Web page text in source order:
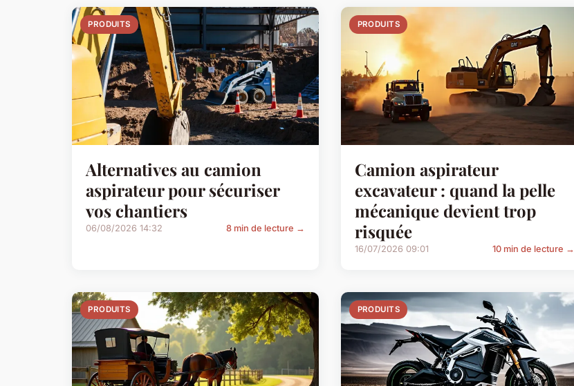
PRODUITS
Alternatives au camion
aspirateur pour sécuriser
vos chantiers
06/08/2026 14:32 8 min de lecture →
PRODUITS
Camion aspirateur
excavateur : quand la pelle
mécanique devient trop
risquée
16/07/2026 09:01 10 min de lecture →
PRODUITS PRODUITS